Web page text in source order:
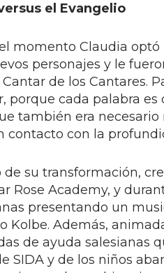
el Evangelio
momento Claudia
personajes y le
de los Cantares.
porque cada palabra
también era
contacto con la
de su transformación,
Rose Academy, y
presentando un
Kolbe. Además,
de ayuda salesianas
SIDA y de los niños